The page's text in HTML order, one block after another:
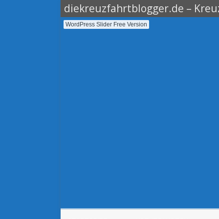
diekreuzfahrtblogger.de –
WordPress Slider Free Version